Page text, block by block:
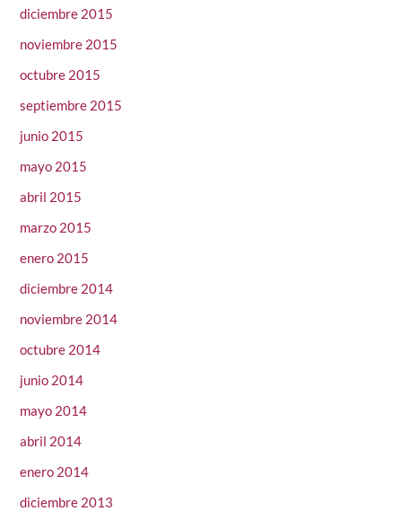
diciembre 2015
noviembre 2015
octubre 2015
septiembre 2015
junio 2015
mayo 2015
abril 2015
marzo 2015
enero 2015
diciembre 2014
noviembre 2014
octubre 2014
junio 2014
mayo 2014
abril 2014
enero 2014
diciembre 2013